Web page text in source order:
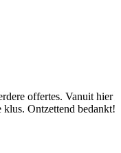
offertes. Vanuit hier
Ontzettend bedankt!